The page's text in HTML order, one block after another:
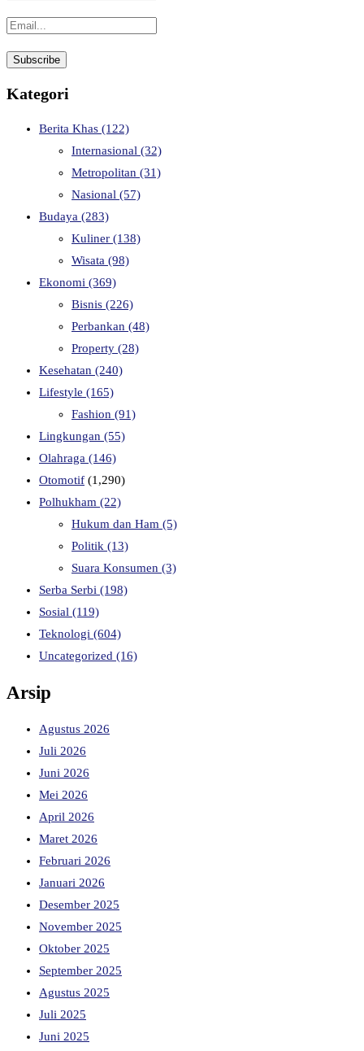
Kategori
Berita Khas (122)
Internasional (32)
Metropolitan (31)
Nasional (57)
Budaya (283)
Kuliner (138)
Wisata (98)
Ekonomi (369)
Bisnis (226)
Perbankan (48)
Property (28)
Kesehatan (240)
Lifestyle (165)
Fashion (91)
Lingkungan (55)
Olahraga (146)
Otomotif (1,290)
Polhukham (22)
Hukum dan Ham (5)
Politik (13)
Suara Konsumen (3)
Serba Serbi (198)
Sosial (119)
Teknologi (604)
Uncategorized (16)
Arsip
Agustus 2026
Juli 2026
Juni 2026
Mei 2026
April 2026
Maret 2026
Februari 2026
Januari 2026
Desember 2025
November 2025
Oktober 2025
September 2025
Agustus 2025
Juli 2025
Juni 2025